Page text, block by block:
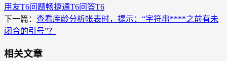
用友T6问题畅捷通T6问答T6
下一篇： 查看库龄分析帐表时，提示：“字符串****之前有未
闭合的引号”？
相关文章